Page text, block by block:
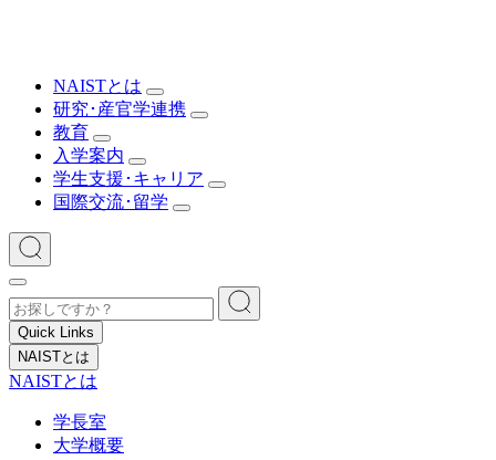
NAISTとは
研究･産官学連携
教育
入学案内
学生支援･キャリア
国際交流･留学
Quick Links
NAISTとは
NAISTとは
学長室
大学概要